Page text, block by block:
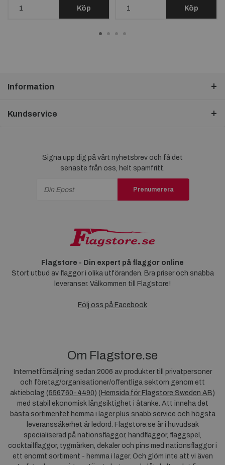
Köp Köp
Information
Kundservice
Signa upp dig på vårt nyhetsbrev och få det
senaste från oss, helt spamfritt.
Prenumerera
Flagstore - Din expert på flaggor online
Stort utbud av flaggor i olika utföranden. Bra priser och snabba
leveranser. Välkommen till Flagstore!
Följ oss på Facebook
Om Flagstore.se
Internetförsäljning sedan 2006 av produkter till privatpersoner
och företag/organisationer/offentliga sektorn genom ett
aktiebolag (556760-4490) ( Hemsida för Flagstore Sweden AB)
med stabil ekonomisk långsiktighet i åtanke. Att inneha det
bästa sortimentet hemma i lager plus snabb service och högsta
leveranssäkerhet är ledord. Flagstore.se är i huvudsak
specialiserad på nationsflaggor, handflaggor, flaggspel,
cocktailflaggor, tygmärken, dekaler och pins med nationsflaggor i
ett enormt sortiment - hemma i lager. Och glöm inte att vi även